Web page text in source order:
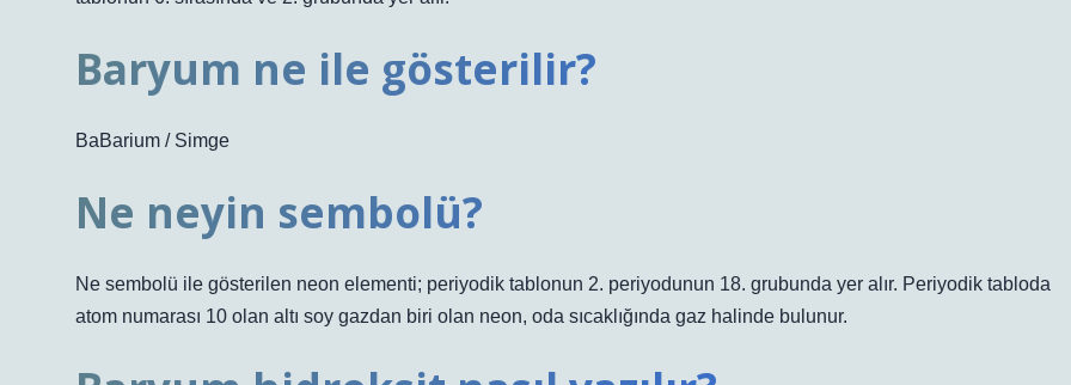
Baryum ne ile gösterilir?
BaBarium / Simge
Ne neyin sembolü?
Ne sembolü ile gösterilen neon elementi; periyodik tablonun 2. periyodunun 18. grubunda yer alır. Periyodik tabloda
atom numarası 10 olan altı soy gazdan biri olan neon, oda sıcaklığında gaz halinde bulunur.